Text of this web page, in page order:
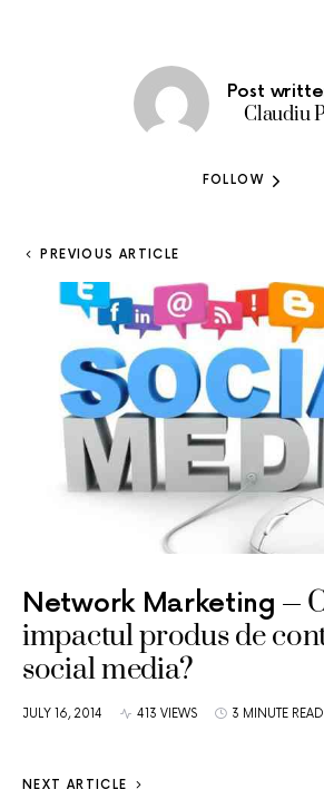
Post
Claudiu
FOLLOW
PREVIOUS ARTICLE
Network Marketing
impactul produs de
social media?
JULY 16, 2014 413 VIEWS 3 MINUTE READ
NEXT ARTICLE